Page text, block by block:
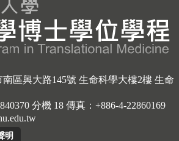
區興大路145號 生命科學大樓2樓 生命
分機 18 傳真：+886-4-22860169
明